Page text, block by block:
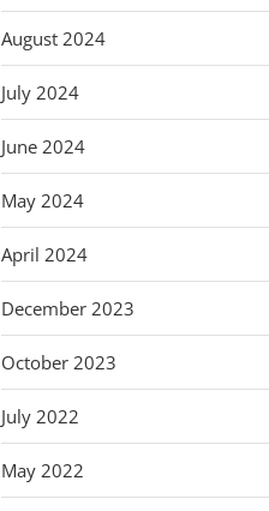
August 2024
July 2024
June 2024
May 2024
April 2024
December 2023
October 2023
July 2022
May 2022